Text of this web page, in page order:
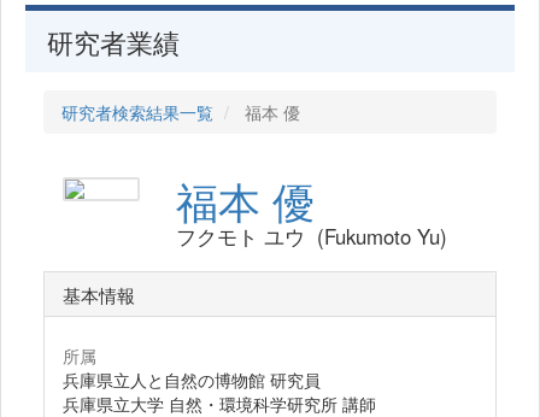
研究者業績
研究者検索結果一覧 福本 優
福本 優
フクモト ユウ (Fukumoto Yu)
基本情報
所属
兵庫県立人と自然の博物館 研究員
兵庫県立大学 自然・環境科学研究所 講師